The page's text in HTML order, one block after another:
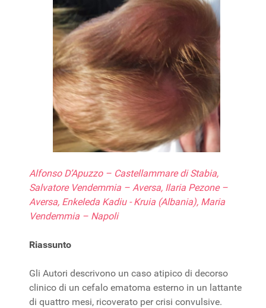
Alfonso D’Apuzzo – Castellammare di Stabia,
Salvatore Vendemmia – Aversa, Ilaria Pezone –
Aversa, Enkeleda Kadiu - Kruia (Albania), Maria
Vendemmia – Napoli
Riassunto
Gli Autori descrivono un caso atipico di decorso
clinico di un cefalo ematoma esterno in un lattante
di quattro mesi, ricoverato per crisi convulsive.